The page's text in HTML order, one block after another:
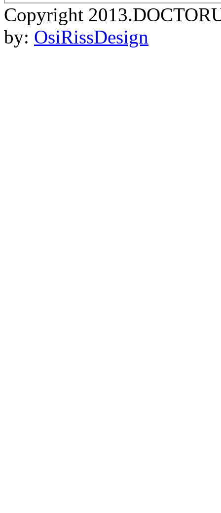
Copyright
by: OsiRissDesign